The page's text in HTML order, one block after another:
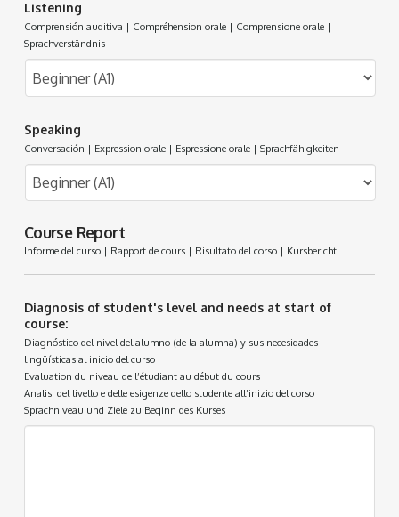
Listening
Comprensión auditiva | Compréhension orale | Comprensione orale |
Sprachverständnis
Speaking
Conversación | Expression orale | Espressione orale | Sprachfähigkeiten
Course Report
Informe del curso | Rapport de cours | Risultato del corso | Kursbericht
Diagnosis of student's level and needs at start of
course:
Diagnóstico del nivel del alumno (de la alumna) y sus necesidades
lingüísticas al inicio del curso
Evaluation du niveau de l’étudiant au début du cours
Analisi del livello e delle esigenze dello studente all’inizio del corso
Sprachniveau und Ziele zu Beginn des Kurses